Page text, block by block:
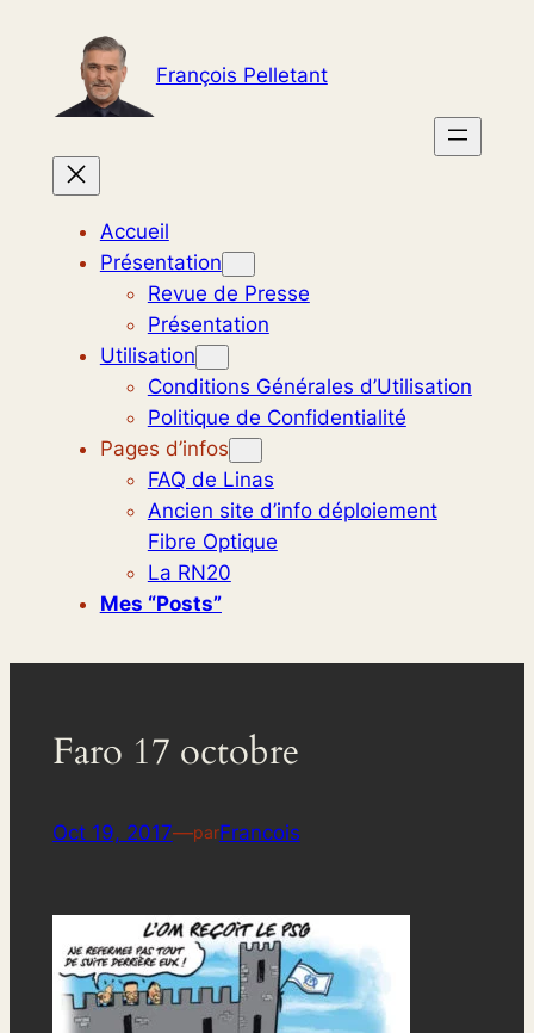
contenu
François Pelletant
Accueil
Présentation
Revue de Presse
Présentation
Utilisation
Conditions Générales d’Utilisation
Politique de Confidentialité
Pages d’infos
FAQ de Linas
Ancien site d’info déploiement
Fibre Optique
La RN20
Mes “posts”
Faro 17 octobre
Oct 19, 2017—parFrancois